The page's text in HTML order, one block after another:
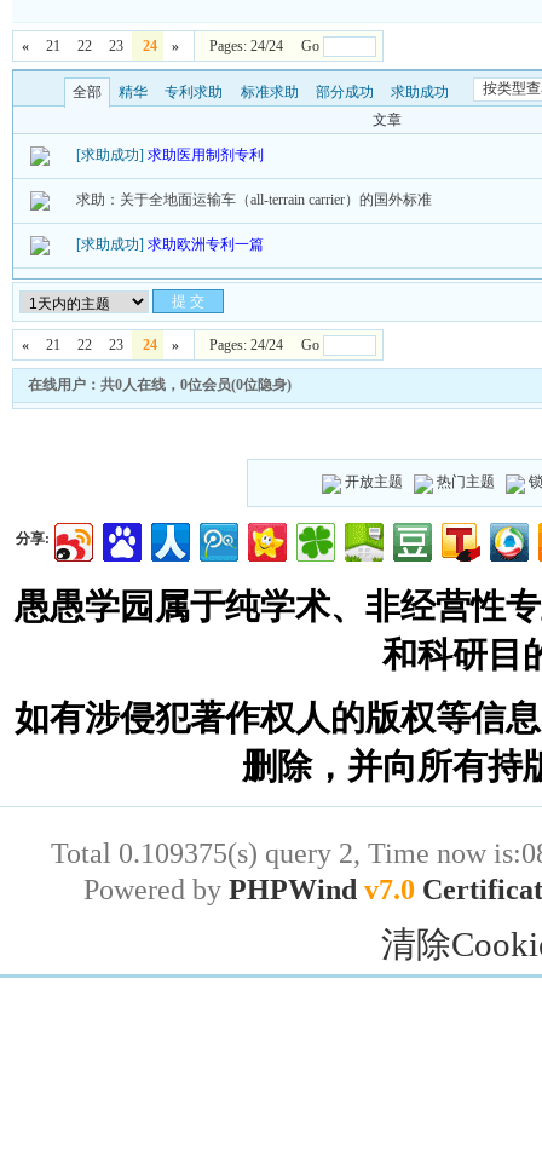
« 21 22 23 24 » Pages: 24/24 Go
全部 精华 专利求助 标准求助 部分成功 求助成功
按类型
文章
[求助成功] 求助医用制剂专利
求助：关于全地面运输车（all-terrain carrier）的国外标准
[求助成功] 求助欧洲专利一篇
« 21 22 23 24 » Pages: 24/24 Go
在线用户：共0人在线，0位会员(0位隐身)
开放主题 热门主题
分享:
愚愚学园属于纯学术、非经营性
和科研目
如有涉侵犯著作权人的版权等信
删除，并向所有持
Total 0.109375(s) query 2, Time now
Powered by PHPWind v7.0
清除